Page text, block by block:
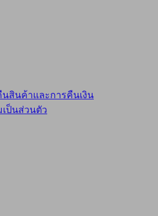
นสินค้าและการคืนเงิน
ป็นส่วนตัว